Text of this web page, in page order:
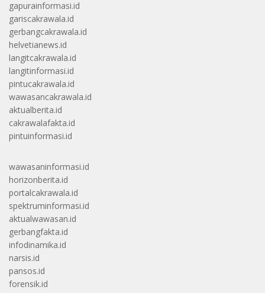
gapurainformasi.id
gariscakrawala.id
gerbangcakrawala.id
helvetianews.id
langitcakrawala.id
langitinformasi.id
pintucakrawala.id
wawasancakrawala.id
aktualberita.id
cakrawalafakta.id
pintuinformasi.id
wawasaninformasi.id
horizonberita.id
portalcakrawala.id
spektruminformasi.id
aktualwawasan.id
gerbangfakta.id
infodinamika.id
narsis.id
pansos.id
forensik.id